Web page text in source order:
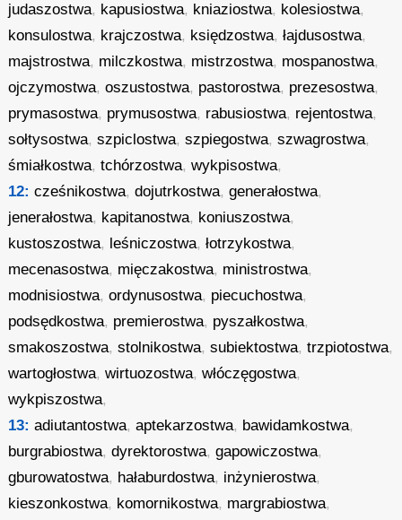
judaszostwa, kapusiostwa, kniaziostwa, kolesiostwa,
konsulostwa, krajczostwa, księdzostwa,łajdusostwa,
majstrostwa, milczkostwa, mistrzostwa, mospanostwa,
ojczymostwa,oszustostwa, pastorostwa, prezesostwa,
prymasostwa, prymusostwa, rabusiostwa, rejentostwa,
sołtysostwa,szpiclostwa,szpiegostwa,szwagrostwa,
śmiałkostwa,tchórzostwa,wykpisostwa,
12: cześnikostwa,dojutrkostwa,generałostwa,
jenerałostwa, kapitanostwa, koniuszostwa,
kustoszostwa, leśniczostwa,łotrzykostwa,
mecenasostwa, mięczakostwa, ministrostwa,
modnisiostwa,ordynusostwa, piecuchostwa,
podsędkostwa, premierostwa, pyszałkostwa,
smakoszostwa,stolnikostwa,subiektostwa,trzpiotostwa,
wartogłostwa,wirtuozostwa,włóczęgostwa,
wykpiszostwa,
13: adiutantostwa,aptekarzostwa, bawidamkostwa,
burgrabiostwa,dyrektorostwa,gapowiczostwa,
gburowatostwa, hałaburdostwa, inżynierostwa,
kieszonkostwa, komornikostwa, margrabiostwa,